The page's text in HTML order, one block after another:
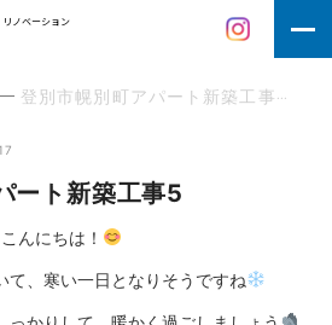
ノベーション
登別市幌別町アパート新築工事
ート新築工事5
こんにちは！
て、寒い一日となりそうですね